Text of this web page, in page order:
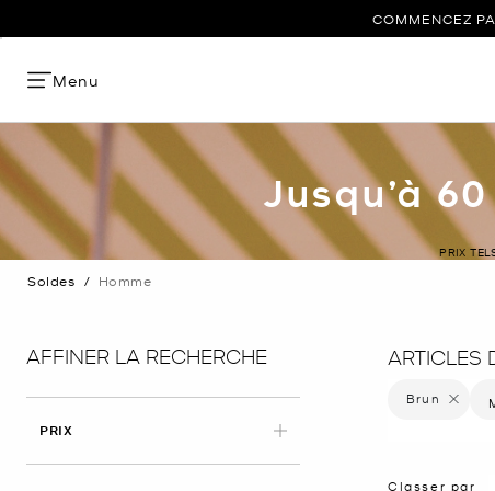
COMMENCEZ
Menu
Jusqu’à
PRIX
Soldes / Homme
AFFINER LA RECHERCHE
PRIX
ARTICLES
Brun
Classer par